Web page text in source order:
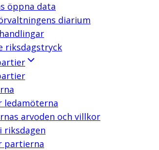
öppna data
diarium
riksdagstryck
ledamöterna
arvoden och villkor
riksdagen
partierna